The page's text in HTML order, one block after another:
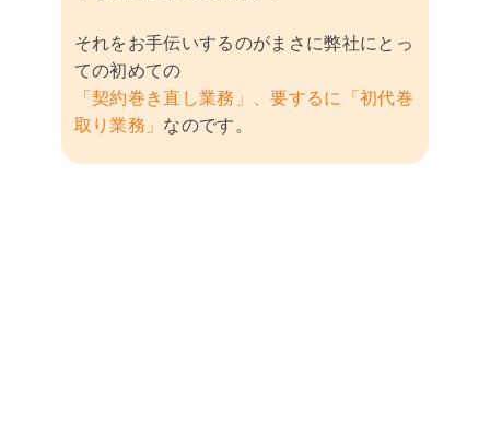
それをお手伝いするのがまさに弊社にとっ
ての初めての
「契約巻き直し業務」、要するに「初代巻
取り業務」 なのです。